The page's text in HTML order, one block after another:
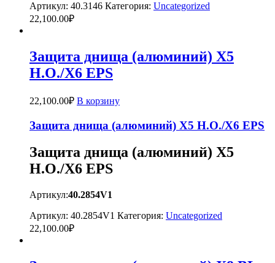
Артикул: 40.3146 Категория: Uncategorized
22,100.00₽
Защита днища (алюминий) X5
H.O./X6 EPS​
22,100.00₽ В корзину
Защита днища (алюминий) X5 H.O./X6 EPS​
Защита днища (алюминий) X5
H.O./X6 EPS​
Артикул:40.2854V1
Артикул: 40.2854V1 Категория: Uncategorized
22,100.00₽